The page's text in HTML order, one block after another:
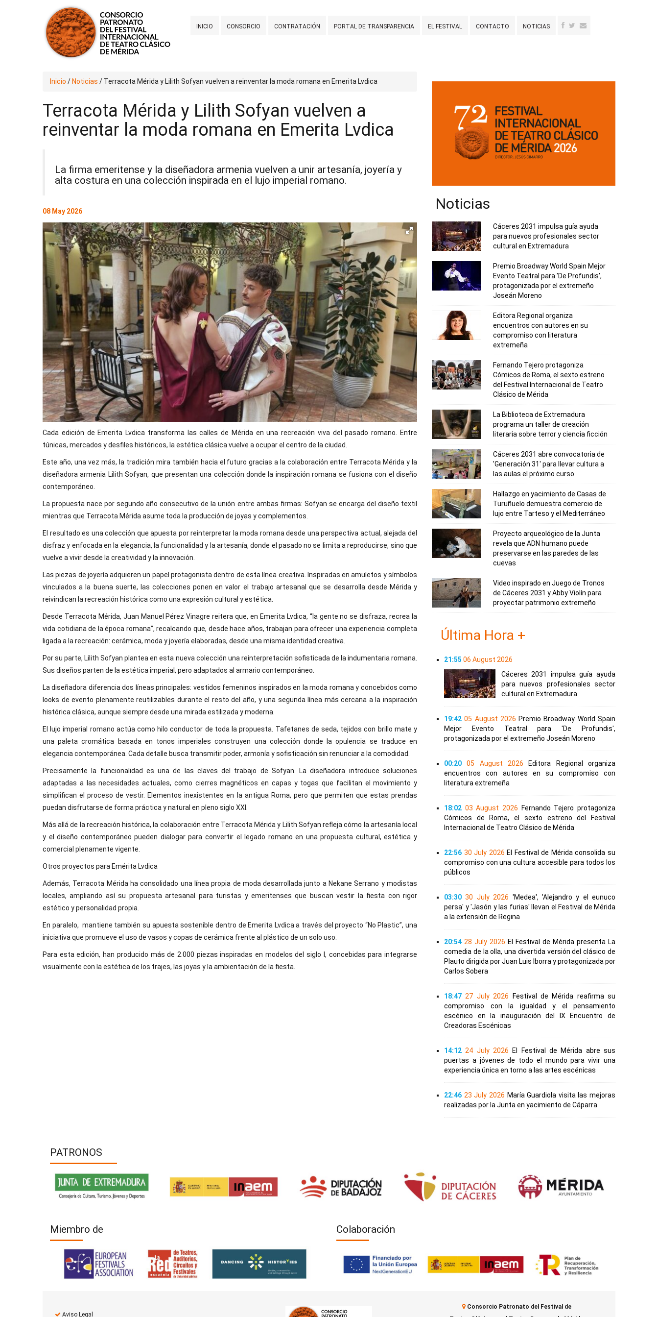
INICIO CONSORCIO CONTRATACIÓN PORTAL DE TRANSPARENCIA EL FESTIVAL CONTACTO NOTICIAS
Inicio / Noticias / Terracota Mérida y Lilith Sofyan vuelven a reinventar la moda romana en Emerita Lvdica
Terracota Mérida y Lilith Sofyan vuelven a
reinventar la moda romana en Emerita Lvdica
La firma emeritense y la diseñadora armenia vuelven a unir artesanía, joyería y
alta costura en una colección inspirada en el lujo imperial romano.
08 May 2026
Cada edición de Emerita Lvdica transforma las calles de Mérida en una recreación viva del pasado romano. Entre
túnicas, mercados y desfiles históricos, la estética clásica vuelve a ocupar el centro de la ciudad.
Este año, una vez más, la tradición mira también hacia el futuro gracias a la colaboración entre Terracota Mérida y la
diseñadora armenia Lilith Sofyan, que presentan una colección donde la inspiración romana se fusiona con el diseño
contemporáneo.
La propuesta nace por segundo año consecutivo de la unión entre ambas firmas: Sofyan se encarga del diseño textil
mientras que Terracota Mérida asume toda la producción de joyas y complementos.
El resultado es una colección que apuesta por reinterpretar la moda romana desde una perspectiva actual, alejada del
disfraz y enfocada en la elegancia, la funcionalidad y la artesanía, donde el pasado no se limita a reproducirse, sino que
vuelve a vivir desde la creatividad y la innovación.
Las piezas de joyería adquieren un papel protagonista dentro de esta línea creativa. Inspiradas en amuletos y símbolos
vinculados a la buena suerte, las colecciones ponen en valor el trabajo artesanal que se desarrolla desde Mérida y
reivindican la recreación histórica como una expresión cultural y estética.
Desde Terracota Mérida, Juan Manuel Pérez Vinagre reitera que, en Emerita Lvdica, “la gente no se disfraza, recrea la
vida cotidiana de la época romana”, recalcando que, desde hace años, trabajan para ofrecer una experiencia completa
ligada a la recreación: cerámica, moda y joyería elaboradas, desde una misma identidad creativa.
Por su parte, Lilith Sofyan plantea en esta nueva colección una reinterpretación sofisticada de la indumentaria romana.
Sus diseños parten de la estética imperial, pero adaptados al armario contemporáneo.
La diseñadora diferencia dos líneas principales: vestidos femeninos inspirados en la moda romana y concebidos como
looks de evento plenamente reutilizables durante el resto del año, y una segunda línea más cercana a la inspiración
histórica clásica, aunque siempre desde una mirada estilizada y moderna.
El lujo imperial romano actúa como hilo conductor de toda la propuesta. Tafetanes de seda, tejidos con brillo mate y
una paleta cromática basada en tonos imperiales construyen una colección donde la opulencia se traduce en
elegancia contemporánea. Cada detalle busca transmitir poder, armonía y sofisticación sin renunciar a la comodidad.
Precisamente la funcionalidad es una de las claves del trabajo de Sofyan. La diseñadora introduce soluciones
adaptadas a las necesidades actuales, como cierres magnéticos en capas y togas que facilitan el movimiento y
simplifican el proceso de vestir. Elementos inexistentes en la antigua Roma, pero que permiten que estas prendas
puedan disfrutarse de forma práctica y natural en pleno siglo XXI.
Más allá de la recreación histórica, la colaboración entre Terracota Mérida y Lilith Sofyan refleja cómo la artesanía local
y el diseño contemporáneo pueden dialogar para convertir el legado romano en una propuesta cultural, estética y
comercial plenamente vigente.
Otros proyectos para Emérita Lvdica
Además, Terracota Mérida ha consolidado una línea propia de moda desarrollada junto a Nekane Serrano y modistas
locales, ampliando así su propuesta artesanal para turistas y emeritenses que buscan vestir la fiesta con rigor
estético y personalidad propia.
En paralelo, mantiene también su apuesta sostenible dentro de Emerita Lvdica a través del proyecto “No Plastic”, una
iniciativa que promueve el uso de vasos y copas de cerámica frente al plástico de un solo uso.
Para esta edición, han producido más de 2.000 piezas inspiradas en modelos del siglo I, concebidas para integrarse
visualmente con la estética de los trajes, las joyas y la ambientación de la fiesta.
Noticias
Cáceres 2031 impulsa guía ayuda
para nuevos profesionales sector
cultural en Extremadura
Premio Broadway World Spain Mejor
Evento Teatral para 'De Profundis',
protagonizada por el extremeño
Joseán Moreno
Editora Regional organiza
encuentros con autores en su
compromiso con literatura
extremeña
Fernando Tejero protagoniza
Cómicos de Roma, el sexto estreno
del Festival Internacional de Teatro
Clásico de Mérida
La Biblioteca de Extremadura
programa un taller de creación
literaria sobre terror y ciencia ficción
Cáceres 2031 abre convocatoria de
'Generación 31' para llevar cultura a
las aulas el próximo curso
Hallazgo en yacimiento de Casas de
Turuñuelo demuestra comercio de
lujo entre Tarteso y el Mediterráneo
Proyecto arqueológico de la Junta
revela que ADN humano puede
preservarse en las paredes de las
cuevas
Video inspirado en Juego de Tronos
de Cáceres 2031 y Abby Violín para
proyectar patrimonio extremeño
Última Hora +
21:55 06 August 2026
Cáceres 2031 impulsa guía ayuda
para nuevos profesionales sector
cultural en Extremadura
19:42 05 August 2026 Premio Broadway World Spain
Mejor Evento Teatral para 'De Profundis',
protagonizada por el extremeño Joseán Moreno
00:20 05 August 2026
Editora Regional organiza
encuentros con autores en su compromiso con
literatura extremeña
18:02 03 August 2026
Fernando Tejero protagoniza
Cómicos de Roma, el sexto estreno del Festival
Internacional de Teatro Clásico de Mérida
22:56 30 July 2026 El Festival de Mérida consolida su
compromiso con una cultura accesible para todos los
públicos
03:30 30 July 2026 'Medea', 'Alejandro y el eunuco
persa' y 'Jasón y las furias' llevan el Festival de Mérida
a la extensión de Regina
20:54 28 July 2026 El Festival de Mérida presenta La
comedia de la olla, una divertida versión del clásico de
Plauto dirigida por Juan Luis Iborra y protagonizada por
Carlos Sobera
18:47 27 July 2026
Festival de Mérida reafirma su
compromiso con la igualdad y el pensamiento
escénico en la inauguración del IX Encuentro de
Creadoras Escénicas
14:12 24 July 2026
El Festival de Mérida abre sus
puertas a jóvenes de todo el mundo para vivir una
experiencia única en torno a las artes escénicas
22:46 23 July 2026 María Guardiola visita las mejoras
realizadas por la Junta en yacimiento de Cáparra
PATRONOS
Miembro de Colaboración
Aviso Legal
Consorcio Patronato del Festival de